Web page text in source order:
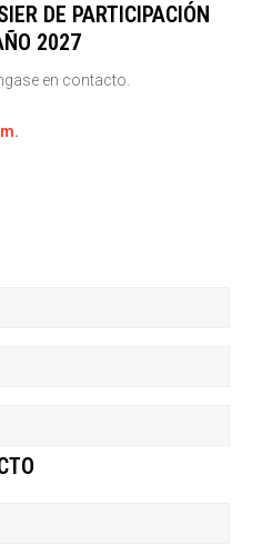
DE PARTICIPACIÓN
2027
en contacto.
.